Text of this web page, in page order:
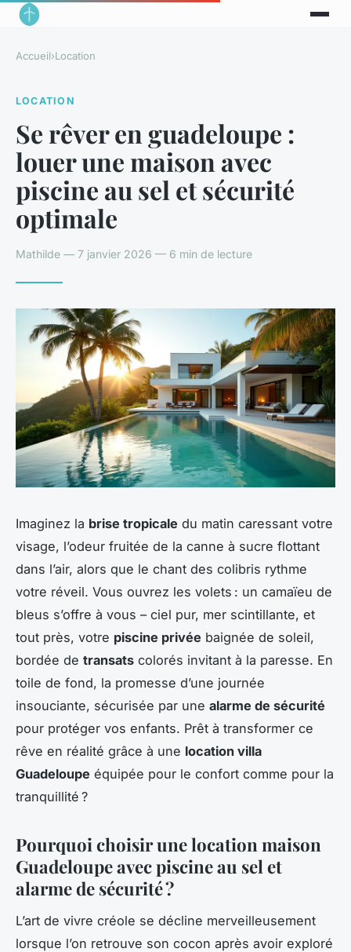
Accueil›Location
LOCATION
Se rêver en guadeloupe :
louer une maison avec
piscine au sel et sécurité
optimale
Mathilde — 7 janvier 2026 — 6 min de lecture
Imaginez la brise tropicale du matin caressant votre
visage, l’odeur fruitée de la canne à sucre flottant
dans l’air, alors que le chant des colibris rythme
votre réveil. Vous ouvrez les volets : un camaïeu de
bleus s’offre à vous – ciel pur, mer scintillante, et
tout près, votre piscine privée baignée de soleil,
bordée de transats colorés invitant à la paresse. En
toile de fond, la promesse d’une journée
insouciante, sécurisée par une alarme de sécurité
pour protéger vos enfants. Prêt à transformer ce
rêve en réalité grâce à une location villa
Guadeloupe équipée pour le confort comme pour la
tranquillité ?
Pourquoi choisir une location maison
Guadeloupe avec piscine au sel et
alarme de sécurité ?
L’art de vivre créole se décline merveilleusement
lorsque l’on retrouve son cocon après avoir exploré